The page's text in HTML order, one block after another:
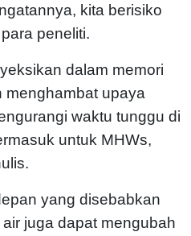
kita berisiko
peneliti.
dalam memori
menghambat upaya
waktu tunggu di
untuk MHWs,
yang disebabkan
juga dapat mengubah